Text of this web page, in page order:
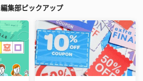
編集部ピックアップ